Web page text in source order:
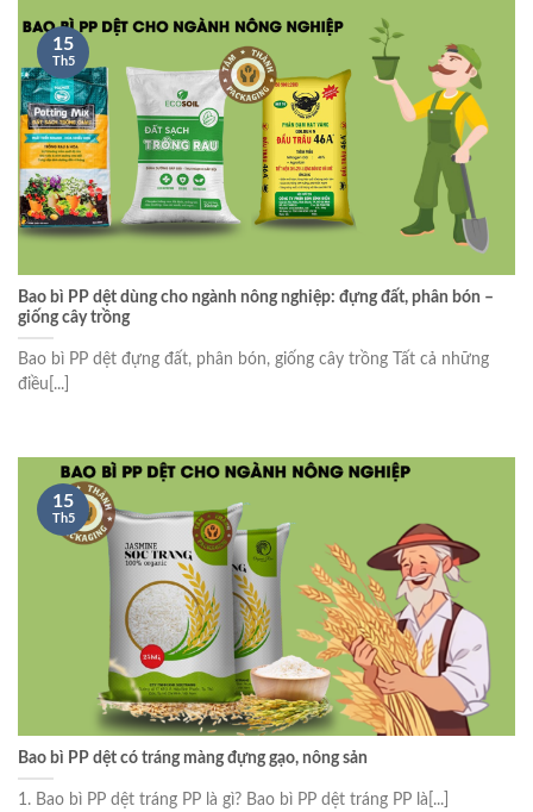
Bao bì PP dệt dùng cho ngành nông nghiệp: đựng đất, phân bón –
giống cây trồng
Bao bì PP dệt đựng đất, phân bón, giống cây trồng Tất cả những
điều[...]
15
Th5
Bao bì PP dệt có tráng màng đựng gạo, nông sản
1. Bao bì PP dệt tráng PP là gì? Bao bì PP dệt tráng PP là[...]
15
Th5